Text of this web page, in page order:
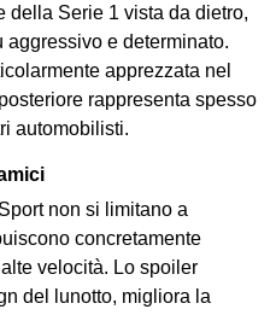
della Serie 1 vista da dietro,
e determinato.
apprezzata nel
rappresenta spesso
automobilisti.
non si limitano a
concretamente
velocità. Lo spoiler
del lunotto, migliora la